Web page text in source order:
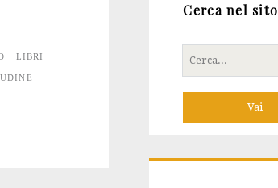
LIBRI
Cerca nel sito
Cerca
per: